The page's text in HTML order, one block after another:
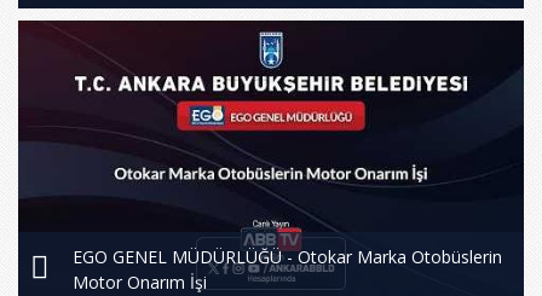
EGO GENEL MÜDÜRLÜĞÜ - Otokar Marka Otobüslerin
Motor Onarım İşi